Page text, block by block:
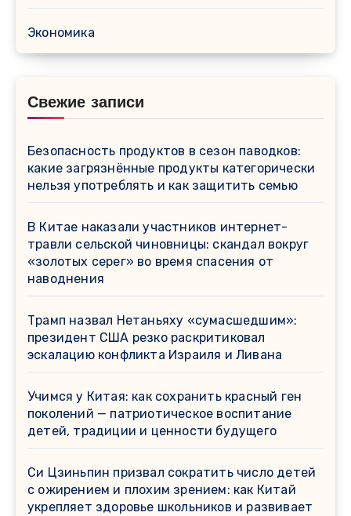
Экономика
Свежие записи
Безопасность продуктов в сезон паводков:
какие загрязнённые продукты категорически
нельзя употреблять и как защитить семью
В Китае наказали участников интернет-
травли сельской чиновницы: скандал вокруг
«золотых серег» во время спасения от
наводнения
Трамп назвал Нетаньяху «сумасшедшим»:
президент США резко раскритиковал
эскалацию конфликта Израиля и Ливана
Учимся у Китая: как сохранить красный ген
поколений — патриотическое воспитание
детей, традиции и ценности будущего
Си Цзиньпин призвал сократить число детей
с ожирением и плохим зрением: как Китай
укрепляет здоровье школьников и развивает